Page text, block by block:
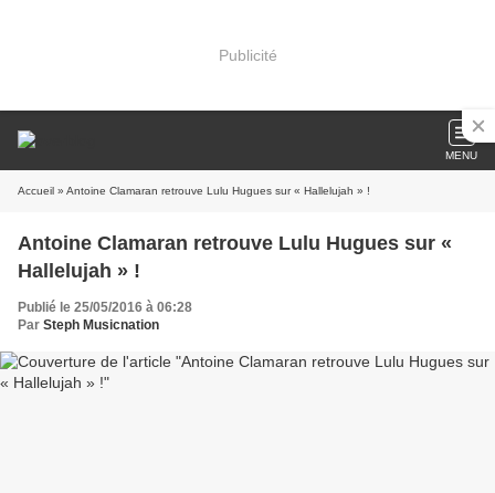
Publicité
MENU
Accueil » Antoine Clamaran retrouve Lulu Hugues sur « Hallelujah » !
Antoine Clamaran retrouve Lulu Hugues sur «
Hallelujah » !
Publié le 25/05/2016 à 06:28
Par Steph Musicnation